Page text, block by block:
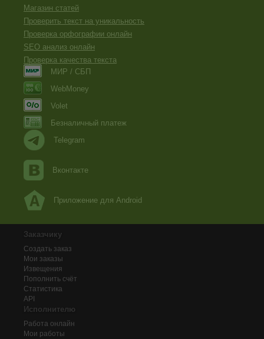
Магазин статей
Проверить текст на уникальность
Проверка орфографии онлайн
SEO анализ онлайн
Проверка качества текста
МИР / СБП
WebMoney
Volet
Безналичный платеж
Telegram
Вконтакте
Приложение для Android
Заказчику
Создать заказ
Мои заказы
Извещения
Пополнить счёт
Статистика
API
Исполнителю
Работа онлайн
Мои работы